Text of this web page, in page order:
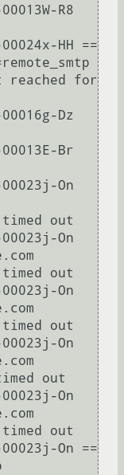
R8
HH ==
for
Dz
Br
On
out
On
out
On
out
On
out
On
out
On ==